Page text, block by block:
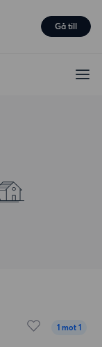
Gå till
1 mot 1